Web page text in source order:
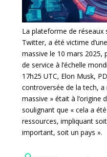
La plateforme de réseaux
Twitter, a été victime
massive le 10 mars 2025,
de service à l’échelle
17h25 UTC, Elon Musk,
controversée de la tech, a
massive » était à l’origine
soulignant que « cela a
ressources, impliquant
important, soit un pays ».